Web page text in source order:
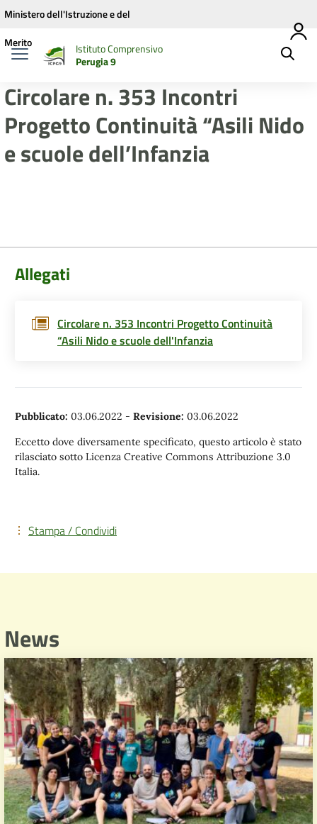
Vai ai contenuti
Vai al menu di navigazione
Vai al footer
Ministero dell'Istruzione e del
Merito
Istituto Comprensivo
Perugia 9
Circolare n. 353 Incontri
Progetto Continuità “Asili Nido
e scuole dell’Infanzia
Allegati
Circolare n. 353 Incontri Progetto Continuità
“Asili Nido e scuole dell'Infanzia
Pubblicato: 03.06.2022 - Revisione: 03.06.2022
Eccetto dove diversamente specificato, questo articolo è stato
rilasciato sotto Licenza Creative Commons Attribuzione 3.0
Italia.
Stampa / Condividi
News